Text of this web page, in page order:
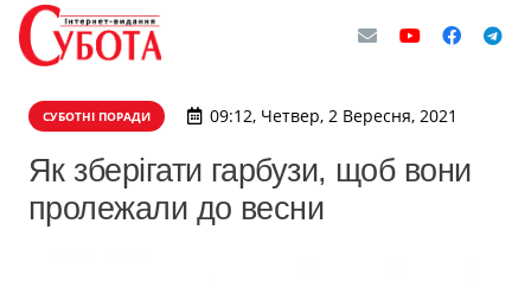
СУБОТНІ ПОРАДИ 09:12, Четвер, 2 Вересня, 2021
Як зберігати гарбузи, щоб вони
пролежали до весни